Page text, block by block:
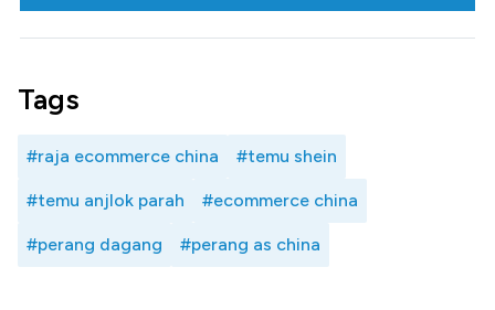
Tags
#raja ecommerce china #temu shein
#temu anjlok parah #ecommerce china
#perang dagang #perang as china